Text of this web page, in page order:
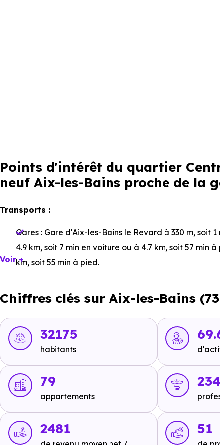
Points d'intérêt du quartier
neuf Aix-les-Bains proche de la
Transports :
Gares : Gare d'Aix-les-Bains le Revard à 330 m, soit
4.9 km, soit 7 min en voiture ou à 4.7 km, soit 57 min à
km, soit 55 min à pied.
- le Revardà 459 m, soit 1 min en voiture ou à 210 m,
Métro :non disponible
RER :
non disponible
Autoroutes :
A41 - Aix-les-Bains sud Sortie 13 à 4.9
Bains nord Sortie 14
à 12 km, soit 10 min en voiture
Ecoles :
Voir +
Chiffres clés sur Aix-les-Bains
32175
habitants
79
appartements
234
2481 51